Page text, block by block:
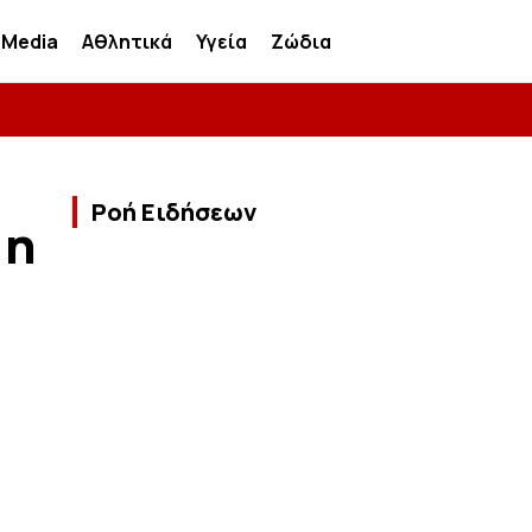
Media Αθλητικά Υγεία Ζώδια
Ροή Ειδήσεων